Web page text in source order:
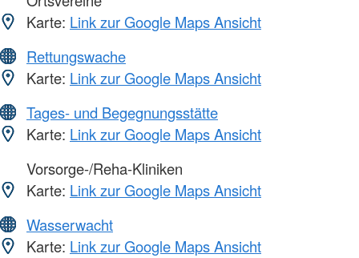
Karte: Link zur Google Maps Ansicht
Rettungswache
Karte: Link zur Google Maps Ansicht
Tages- und Begegnungsstätte
Karte: Link zur Google Maps Ansicht
Vorsorge-/Reha-Kliniken
Karte: Link zur Google Maps Ansicht
Wasserwacht
Karte: Link zur Google Maps Ansicht